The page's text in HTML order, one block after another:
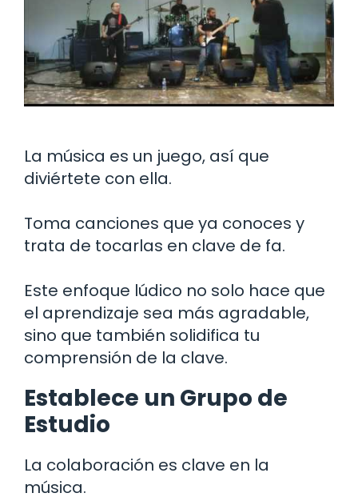
La música es un juego, así que
diviértete con ella.
Toma canciones que ya conoces y
trata de tocarlas en clave de fa.
Este enfoque lúdico no solo hace que
el aprendizaje sea más agradable,
sino que también solidifica tu
comprensión de la clave.
Establece un Grupo de
Estudio
La colaboración es clave en la
música.